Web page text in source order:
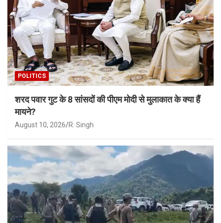
POLITICS
शरद पवार गुट के 8 सांसदों की पीएम मोदी से मुलाकात के क्या हैं
मायने?
August 10, 2026 R. Singh